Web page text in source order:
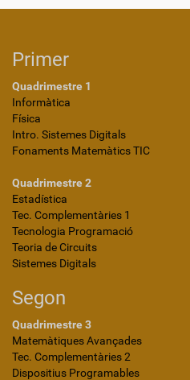
Primer
Quadrimestre 1
Informàtica
Física
Intro. Sistemes Digitals
Fonaments Matemàtics TIC
Quadrimestre 2
Estadística
Tec. Complementàries 1
Tecnologia Programació
Teoria de Circuits
Sistemes Digitals
Segon
Quadrimestre 3
Matemàtiques Avançades
Tec. Complementàries 2
Dispositius Programables